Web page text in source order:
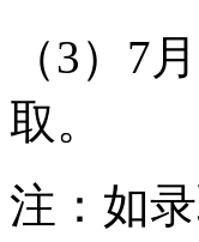
（3）7
取。
注：如